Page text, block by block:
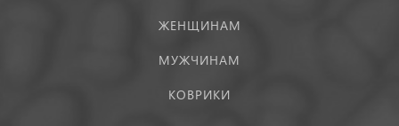
ЖЕНЩИНАМ
МУЖЧИНАМ
КОВРИКИ